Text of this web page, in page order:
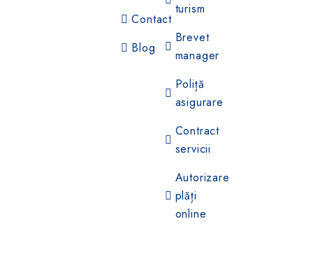
Contact
Blog
turism
Brevet
manager
Poliță
asigurare
Contract
servicii
Autorizare
plăți
online